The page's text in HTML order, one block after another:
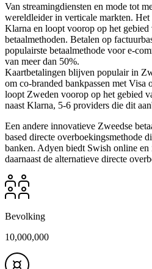
Van streamingdiensten en mode tot
wereldleider in verticale markten. Het
Klarna en loopt voorop op het gebied
betaalmethoden. Betalen op
populairste betaalmethode voor e-
van meer dan 50%.
Kaartbetalingen blijven populair in
om co-branded bankpassen met Visa
loopt Zweden voorop op het gebied
naast Klarna, 5-6 providers die dit
Een andere innovatieve Zweedse
based directe overboekingsmethode
banken. Adyen biedt Swish online
daarnaast de alternatieve directe
Bevolking
10,000,000